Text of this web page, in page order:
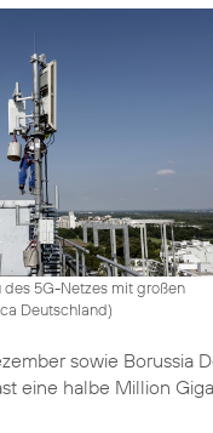
5G-Netzes mit großen
Deutschland)
sowie Borussia
eine halbe Million